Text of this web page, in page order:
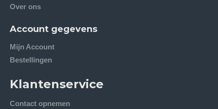
Over ons
Account gegevens
Mijn Account
Bestellingen
Klantenservice
Contact opnemen